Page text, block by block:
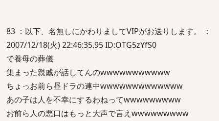
83 ：以下、名無しにかわりましてVIPがお送りします。 ：
2007/12/18(火) 22:46:35.95 ID:OTG5zYfS0
で養母の葬儀
集まった親戚が話してんのwwwwwwwwwww
ちょっお前ら昼ドラの連中wwwwwwwwwwwww
あの子は人を不幸にするわねってwwwwwwwww
お前ら人の悪口はもっと大声で言えwwwwwwwww